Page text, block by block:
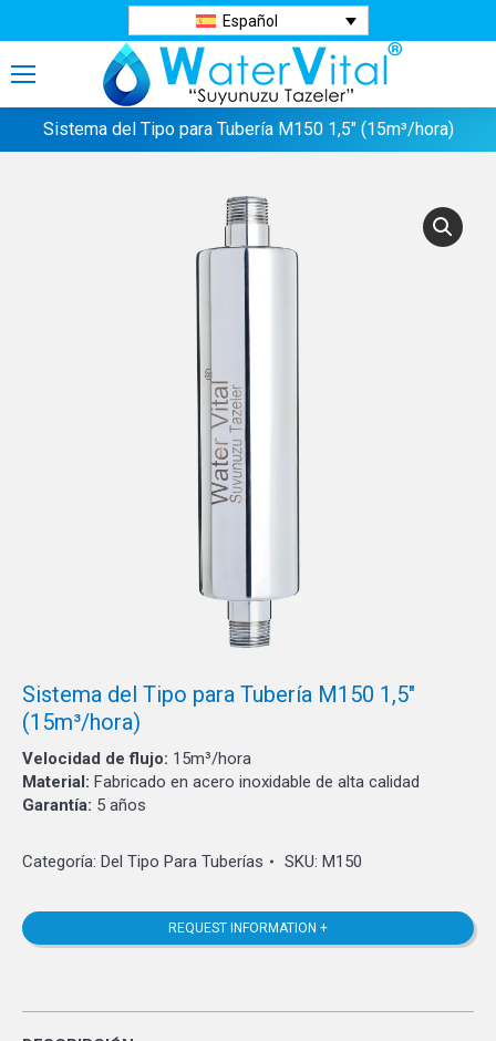
Español
Sistema del Tipo para Tubería M150 1,5″ (15m³/hora)
Sistema del Tipo para Tubería M150 1,5″
(15m³/hora)
Velocidad de flujo: 15m³/hora
Material: Fabricado en acero inoxidable de alta calidad
Garantía: 5 años
Categoría: Del Tipo Para Tuberías SKU: M150
REQUEST INFORMATION +